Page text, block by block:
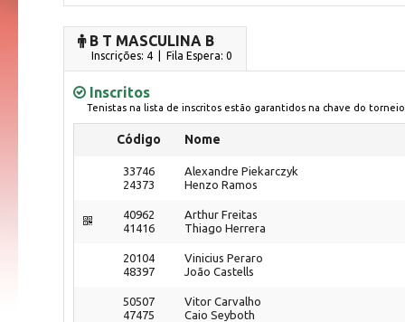
B T MASCULINA B
Inscrições: 4 | Fila Espera: 0
Inscritos
Tenistas na lista de inscritos estão garantidos na chave do torneio
Código Nome
33746
24373
Alexandre Piekarczyk
Henzo Ramos
40962
41416
Arthur Freitas
Thiago Herrera
20104
48397
Vinicius Peraro
João Castells
50507
47475
Vitor Carvalho
Caio Seyboth